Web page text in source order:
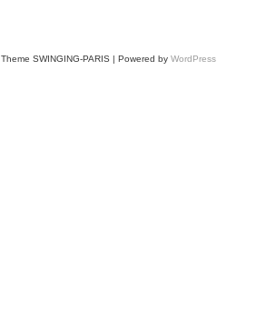
Theme SWINGING-PARIS | Powered by WordPress